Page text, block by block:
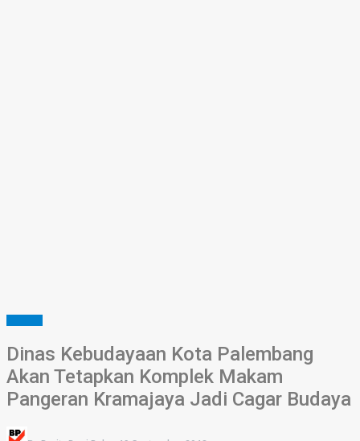
Dinas Kebudayaan Kota Palembang
Akan Tetapkan Komplek Makam
Pangeran Kramajaya Jadi Cagar Budaya